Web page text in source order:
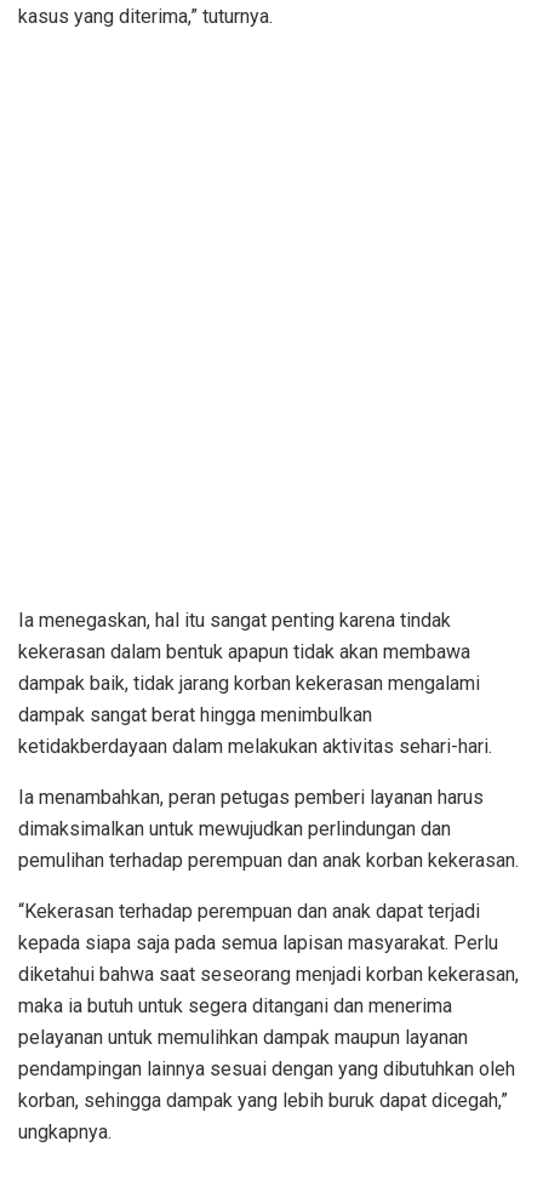
kasus yang diterima,” tuturnya.
Ia menegaskan, hal itu sangat penting karena tindak
kekerasan dalam bentuk apapun tidak akan membawa
dampak baik, tidak jarang korban kekerasan mengalami
dampak sangat berat hingga menimbulkan
ketidakberdayaan dalam melakukan aktivitas sehari-hari.
Ia menambahkan, peran petugas pemberi layanan harus
dimaksimalkan untuk mewujudkan perlindungan dan
pemulihan terhadap perempuan dan anak korban kekerasan.
“Kekerasan terhadap perempuan dan anak dapat terjadi
kepada siapa saja pada semua lapisan masyarakat. Perlu
diketahui bahwa saat seseorang menjadi korban kekerasan,
maka ia butuh untuk segera ditangani dan menerima
pelayanan untuk memulihkan dampak maupun layanan
pendampingan lainnya sesuai dengan yang dibutuhkan oleh
korban, sehingga dampak yang lebih buruk dapat dicegah,”
ungkapnya.